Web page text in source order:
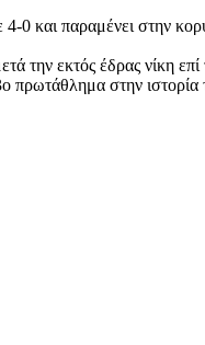
0 και παραμένει στην
την εκτός έδρας νίκη
πρωτάθλημα στην ιστορία